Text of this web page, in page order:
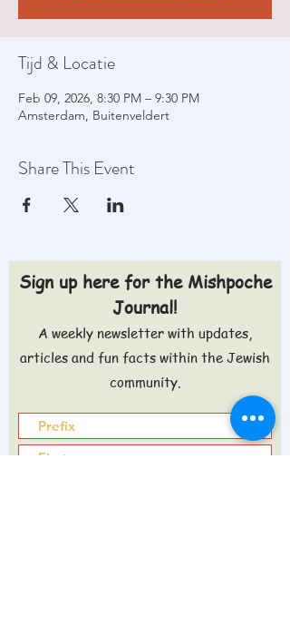
Tijd & Locatie
Feb 09, 2026, 8:30 PM – 9:30 PM
Amsterdam, Buitenveldert
Share This Event
Sign up here for the Mishpoche
Journal!
A weekly newsletter with updates,
articles and fun facts within the Jewish
community.